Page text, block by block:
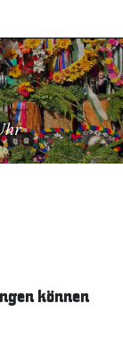
können